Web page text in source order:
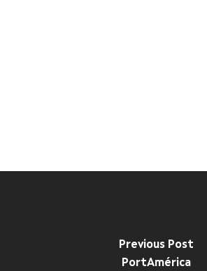
Previous Post
PortAmérica